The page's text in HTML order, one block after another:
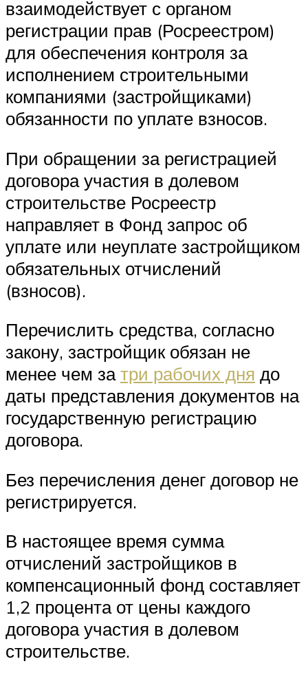
взаимодействует с органом
регистрации прав (Росреестром)
для обеспечения контроля за
исполнением строительными
компаниями (застройщиками)
обязанности по уплате взносов.
При обращении за регистрацией
договора участия в долевом
строительстве Росреестр
направляет в Фонд запрос об
уплате или неуплате застройщиком
обязательных отчислений
(взносов).
Перечислить средства, согласно
закону, застройщик обязан не
менее чем затри рабочих дня до
даты представления документов на
государственную регистрацию
договора.
Без перечисления денег договор не
регистрируется.
В настоящее время сумма
отчислений застройщиков в
компенсационный фонд составляет
1,2 процента от цены каждого
договора участия в долевом
строительстве.